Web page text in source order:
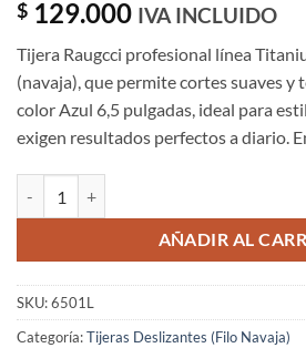
$ 129.000 IVA INCLUIDO
Tijera Raugcci profesional línea
(navaja), que permite cortes suaves y
color Azul 6,5 pulgadas, ideal para
exigen resultados perfectos a diario.
AÑADIR AL
SKU:6501L
Categoría:Tijeras Deslizantes (Filo Navaja)